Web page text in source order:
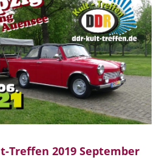
Treffen 2019 September